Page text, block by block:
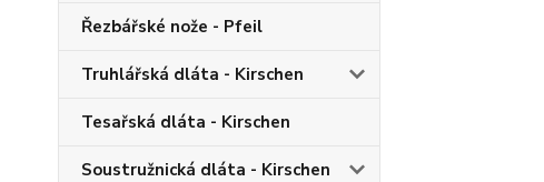
Řezbářské nože - Pfeil
Truhlářská dláta - Kirschen
Tesařská dláta - Kirschen
Soustružnická dláta - Kirschen